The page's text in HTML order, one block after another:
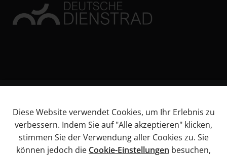
Impressum
AGB
Datenschutz
Widerrufsbelehrung
Diese Website verwendet Cookies, um Ihr Erlebnis zu
verbessern. Indem Sie auf "Alle akzeptieren" klicken,
stimmen Sie der Verwendung aller Cookies zu. Sie
können jedoch die Cookie-Einstellungen besuchen,